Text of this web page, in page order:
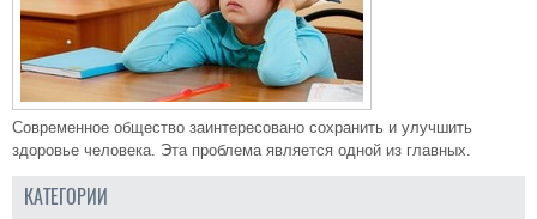
Современное общество заинтересовано сохранить и улучшить
здоровье человека. Эта проблема является одной из главных.
КАТЕГОРИИ